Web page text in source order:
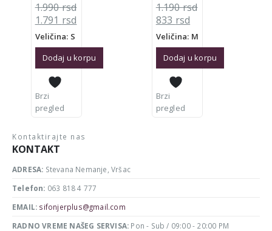
1.990rsd
Originalna
cena
je
bila:
1.990 rsd.
1.791 rsd
1.791 rsd.
Veličina: S
Dodaj u korpu
Brzi
pregled
1.190rsd
Originalna
cena
je
bila:
1.190 rsd.
833 rsd
cena
je:
833 rsd.
Veličina: M
Dodaj u korpu
Brzi
pregled
Kontaktirajte nas
KONTAKT
ADRESA: Stevana Nemanje, Vršac
Telefon: 063 818 4 777
EMAIL: sifonjerplus@gmail.com
RADNO VREME NAŠEG SERVISA: Pon - Sub / 09:00 - 20:00 PM